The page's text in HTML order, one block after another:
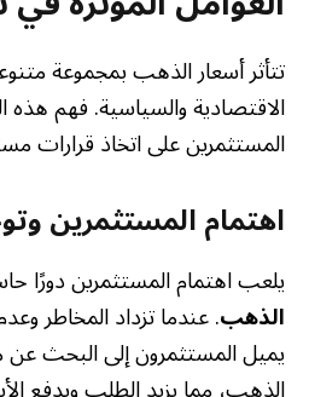
تتأثر أسعار الذهب بمجموعة
الاقتصادية والسياسية. فهم هذه
المستثمرين على اتخاذ قرارات
اهتمام المستثمرين
يلعب اهتمام المستثمرين دورًا
الذهب. عندما تزداد المخاطر
يميل المستثمرون إلى البحث عن